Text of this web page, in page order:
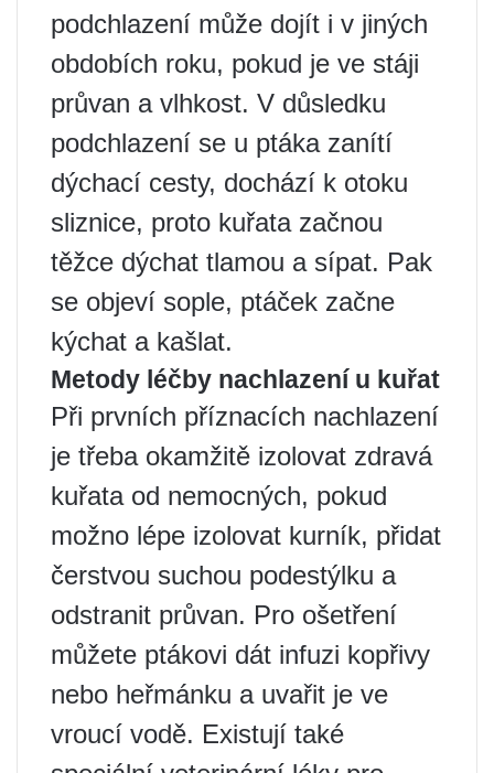
podchlazení může dojít i v jiných
obdobích roku, pokud je ve stáji
průvan a vlhkost. V důsledku
podchlazení se u ptáka zanítí
dýchací cesty, dochází k otoku
sliznice, proto kuřata začnou
těžce dýchat tlamou a sípat. Pak
se objeví sople, ptáček začne
kýchat a kašlat.
Metody léčby nachlazení u kuřat
Při prvních příznacích nachlazení
je třeba okamžitě izolovat zdravá
kuřata od nemocných, pokud
možno lépe izolovat kurník, přidat
čerstvou suchou podestýlku a
odstranit průvan. Pro ošetření
můžete ptákovi dát infuzi kopřivy
nebo heřmánku a uvařit je ve
vroucí vodě. Existují také